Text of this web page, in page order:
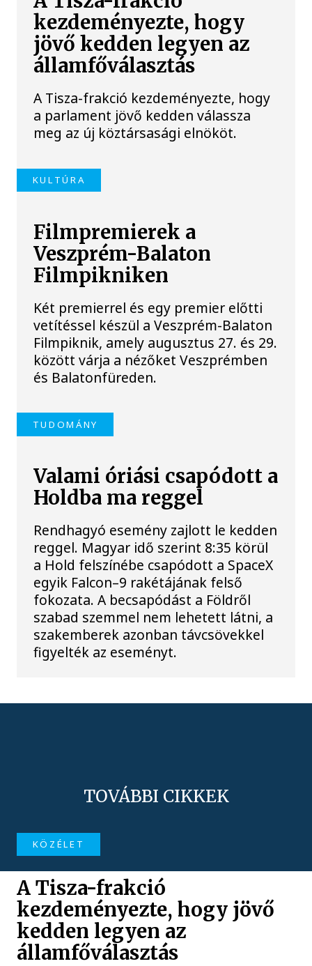
kezdeményezte, hogy
jövő kedden legyen az
államfőválasztás
A Tisza-frakció kezdeményezte, hogy
a parlament jövő kedden válassza
meg az új köztársasági elnököt.
KULTÚRA
Filmpremierek a
Veszprém-Balaton
Filmpikniken
Két premierrel és egy premier előtti
vetítéssel készül a Veszprém-Balaton
Filmpiknik, amely augusztus 27. és 29.
között várja a nézőket Veszprémben
és Balatonfüreden.
TUDOMÁNY
Valami óriási csapódott a
Holdba ma reggel
Rendhagyó esemény zajlott le kedden
reggel. Magyar idő szerint 8:35 körül
a Hold felszínébe csapódott a SpaceX
egyik Falcon–9 rakétájának felső
fokozata. A becsapódást a Földről
szabad szemmel nem lehetett látni, a
szakemberek azonban távcsövekkel
figyelték az eseményt.
TOVÁBBI CIKKEK
KÖZÉLET
A Tisza-frakció
kezdeményezte, hogy jövő
kedden legyen az
államfőválasztás